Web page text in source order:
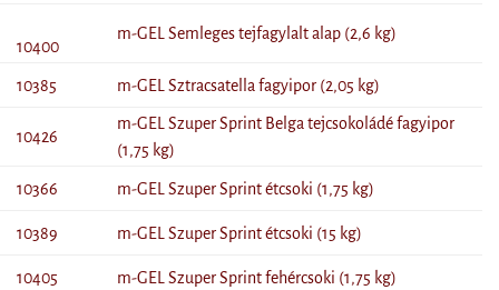
10400
m-GEL Semleges tejfagylalt alap (2,6 kg)
10385 m-GEL Sztracsatella fagyipor (2,05 kg)
10426
m-GEL Szuper Sprint Belga tejcsokoládé fagyipor
(1,75 kg)
10366 m-GEL Szuper Sprint étcsoki (1,75 kg)
10389 m-GEL Szuper Sprint étcsoki (15 kg)
10405 m-GEL Szuper Sprint fehércsoki (1,75 kg)